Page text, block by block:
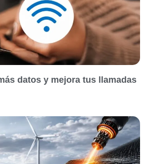
datos y mejora tus llamadas